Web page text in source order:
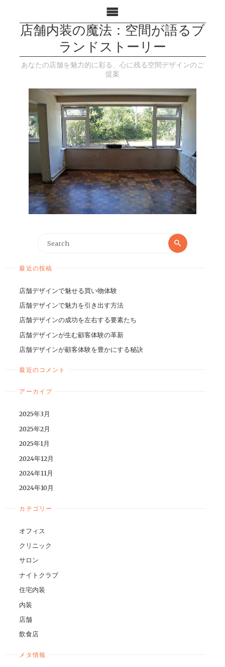
店舗内装の魔法：空間が語るブ
ランドストーリー
あなたの店舗を魅力的に彩る、心に残る空間デザインのご
提案
最近の投稿
店舗デザインで魅せる買い物体験
店舗デザインで魅力を引き出す方法
店舗デザインの成功を左右する要素たち
店舗デザインが生む顧客体験の革新
店舗デザインが顧客体験を豊かにする秘訣
最近のコメント
アーカイブ
2025年3月
2025年2月
2025年1月
2024年12月
2024年11月
2024年10月
カテゴリー
オフィス
クリニック
サロン
ナイトクラブ
住宅内装
内装
店舗
飲食店
メタ情報